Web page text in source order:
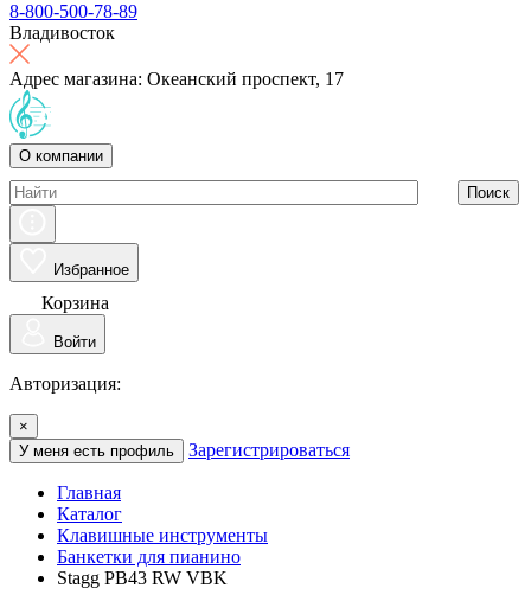
8-800-500-78-89
Владивосток
Адрес магазина: Океанский проспект, 17
О компании
Поиск
Избранное
Корзина
Войти
Авторизация:
×
У меня есть профиль
Зарегистрироваться
Главная
Каталог
Клавишные инструменты
Банкетки для пианино
Stagg PB43 RW VBK